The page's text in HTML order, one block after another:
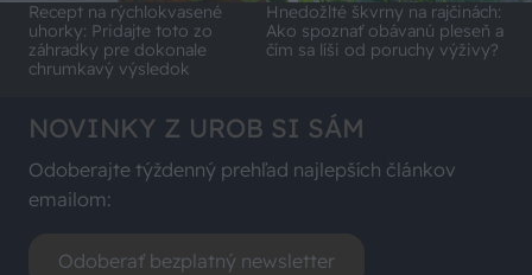
Recept na rýchlokvasené
uhorky: Pridajte toto zo
záhradky pre dokonale
chrumkavý výsledok
Hnedožlté škvrny na rajčinách:
Ako spoznať obávanú pleseň a
čím sa líši od poruchy výživy?
NOVINKY Z UROB SI SÁM
Odoberajte týždenný prehľad najlepších článkov
emailom:
Odoberať bezplatný newsletter